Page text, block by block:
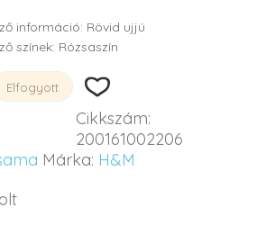
információ: Rövid ujjú
színek: Rózsaszín
Elfogyott
Cikkszám:
200161002206
Márka: H&M